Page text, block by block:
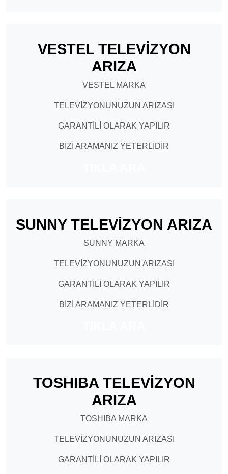
VESTEL TELEVİZYON
ARIZA
VESTEL MARKA
TELEVİZYONUNUZUN ARIZASI
GARANTİLİ OLARAK YAPILIR
BİZİ ARAMANIZ YETERLİDİR
SUNNY TELEVİZYON ARIZA
SUNNY MARKA
TELEVİZYONUNUZUN ARIZASI
GARANTİLİ OLARAK YAPILIR
BİZİ ARAMANIZ YETERLİDİR
TOSHIBA TELEVİZYON
ARIZA
TOSHIBA MARKA
TELEVİZYONUNUZUN ARIZASI
GARANTİLİ OLARAK YAPILIR